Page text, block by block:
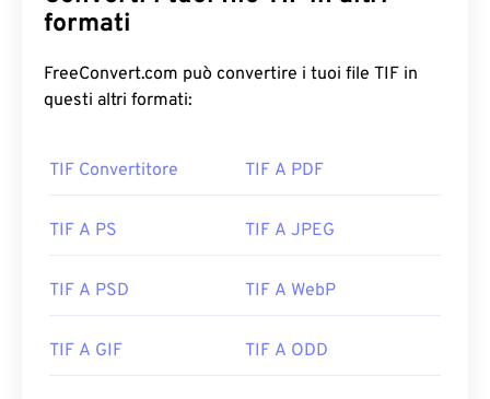
formati
FreeConvert.com può convertire i tuoi file TIF in
questi altri formati:
TIF Convertitore TIF A PDF
TIF A PS TIF A JPEG
TIF A PSD TIF A WebP
TIF A GIF TIF A ODD